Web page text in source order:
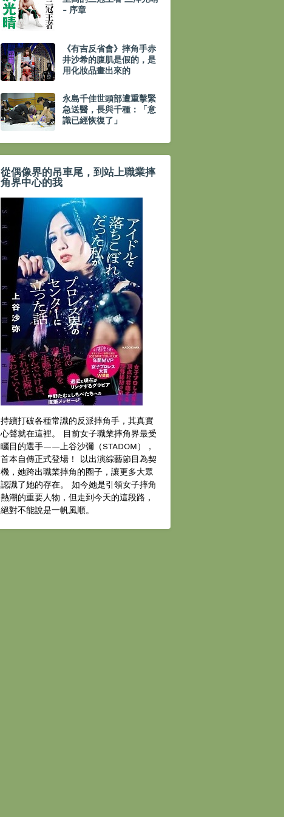
- 序章
《有吉反省會》摔角手赤
井沙希的腹肌是假的，是
用化妝品畫出來的
永島千佳世頭部遭重擊緊
急送醫，長與千種：「意
識已經恢復了」
從偶像界的吊車尾，到站上職業摔
角界中心的我
持續打破各種常識的反派摔角手，其真實
心聲就在這裡。 目前女子職業摔角界最受
矚目的選手——上谷沙彌（STADOM），
首本自傳正式登場！ 以出演綜藝節目為契
機，她跨出職業摔角的圈子，讓更多大眾
認識了她的存在。 如今她是引領女子摔角
熱潮的重要人物，但走到今天的這段路，
絕對不能說是一帆風順。